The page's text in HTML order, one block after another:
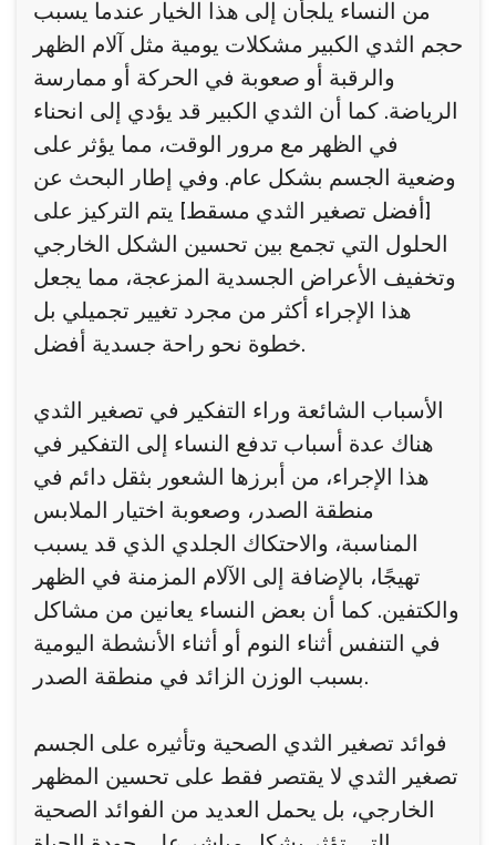
من النساء يلجأن إلى هذا الخيار عندما يسبب
حجم الثدي الكبير مشكلات يومية مثل آلام الظهر
والرقبة أو صعوبة في الحركة أو ممارسة
الرياضة. كما أن الثدي الكبير قد يؤدي إلى انحناء
في الظهر مع مرور الوقت، مما يؤثر على
وضعية الجسم بشكل عام. وفي إطار البحث عن
[أفضل تصغير الثدي مسقط] يتم التركيز على
الحلول التي تجمع بين تحسين الشكل الخارجي
وتخفيف الأعراض الجسدية المزعجة، مما يجعل
هذا الإجراء أكثر من مجرد تغيير تجميلي بل
خطوة نحو راحة جسدية أفضل.
الأسباب الشائعة وراء التفكير في تصغير الثدي
هناك عدة أسباب تدفع النساء إلى التفكير في
هذا الإجراء، من أبرزها الشعور بثقل دائم في
منطقة الصدر، وصعوبة اختيار الملابس
المناسبة، والاحتكاك الجلدي الذي قد يسبب
تهيجًا، بالإضافة إلى الآلام المزمنة في الظهر
والكتفين. كما أن بعض النساء يعانين من مشاكل
في التنفس أثناء النوم أو أثناء الأنشطة اليومية
بسبب الوزن الزائد في منطقة الصدر.
فوائد تصغير الثدي الصحية وتأثيره على الجسم
تصغير الثدي لا يقتصر فقط على تحسين المظهر
الخارجي، بل يحمل العديد من الفوائد الصحية